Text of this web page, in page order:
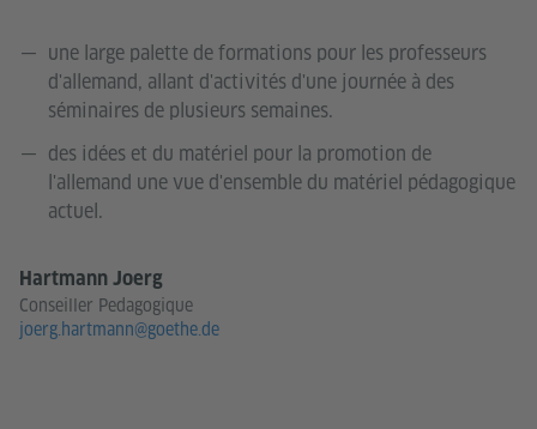
une large palette de formations pour les professeurs
d'allemand, allant d'activités d'une journée à des
séminaires de plusieurs semaines.
des idées et du matériel pour la promotion de
l'allemand une vue d'ensemble du matériel pédagogique
actuel.
Hartmann Joerg
Conseiller Pedagogique
joerg.hartmann@goethe.de